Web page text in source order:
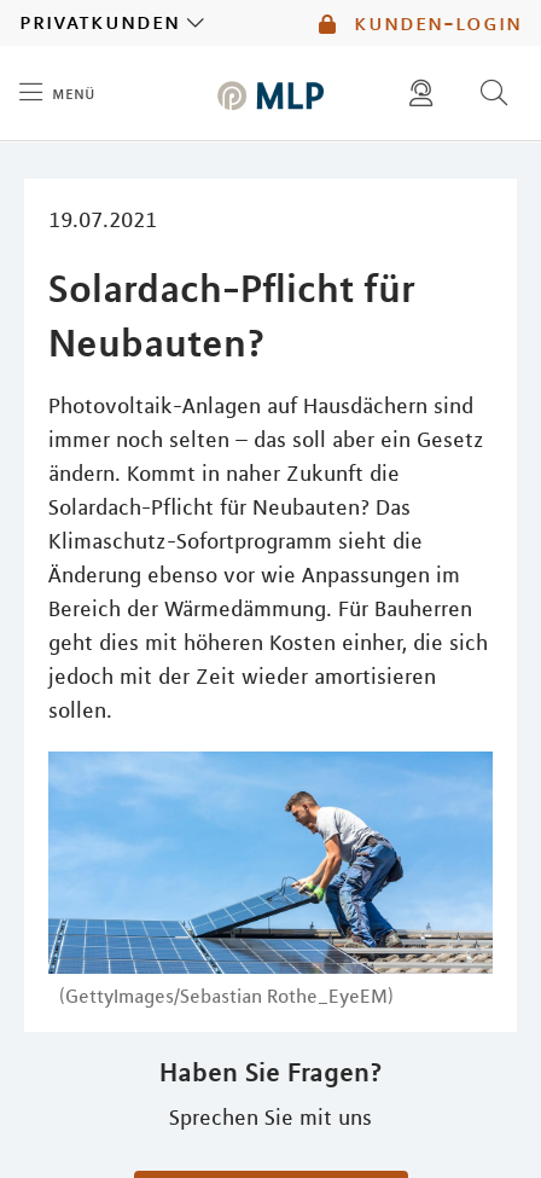
kunden-login
privatkunden
menü
19.07.2021
Solardach-Pflicht für
Neubauten?
Photovoltaik-Anlagen auf Hausdächern sind
immer noch selten – das soll aber ein Gesetz
ändern. Kommt in naher Zukunft die
Solardach-Pflicht für Neubauten? Das
Klimaschutz-Sofortprogramm sieht die
Änderung ebenso vor wie Anpassungen im
Bereich der Wärmedämmung. Für Bauherren
geht dies mit höheren Kosten einher, die sich
jedoch mit der Zeit wieder amortisieren
sollen.
(GettyImages/Sebastian Rothe_EyeEM)
Haben Sie Fragen?
Sprechen Sie mit uns